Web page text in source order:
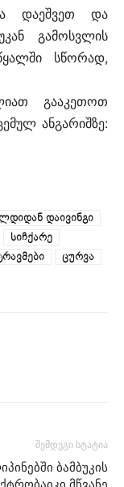
დაეშვეთ და
გამოსვლის
სწორად,
გააკეთოთ
ანგარიშზე:
დაივინგი
სიჩქარე
ცურვა
შემდეგი სტატია
ბამბუკის